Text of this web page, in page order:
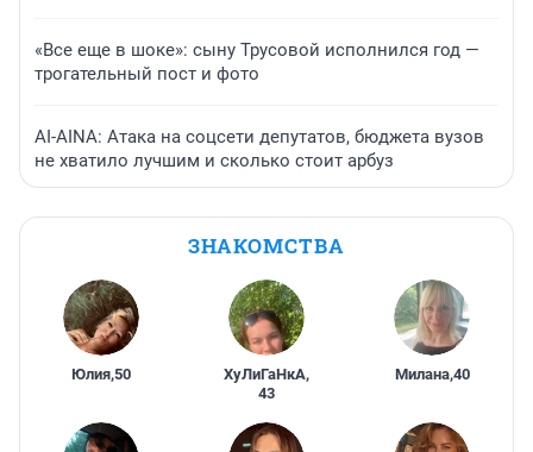
«Все еще в шоке»: сыну Трусовой исполнился год —
трогательный пост и фото
AI-AINA: Атака на соцсети депутатов, бюджета вузов
не хватило лучшим и сколько стоит арбуз
ЗНАКОМСТВА
Юлия,50 ХуЛиГаНкА,
43
Милана,40